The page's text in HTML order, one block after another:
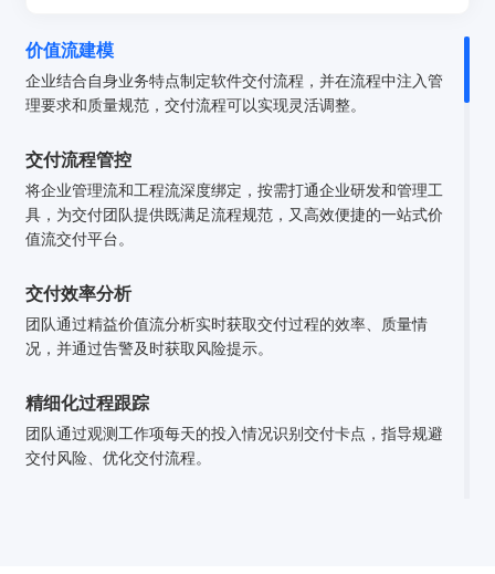
价值流建模
企业结合自身业务特点制定软件交付流程，并在流程中注入管
理要求和质量规范，交付流程可以实现灵活调整。
交付流程管控
将企业管理流和工程流深度绑定，按需打通企业研发和管理工
具，为交付团队提供既满足流程规范，又高效便捷的一站式价
值流交付平台。
交付效率分析
团队通过精益价值流分析实时获取交付过程的效率、质量情
况，并通过告警及时获取风险提示。
精细化过程跟踪
团队通过观测工作项每天的投入情况识别交付卡点，指导规避
交付风险、优化交付流程。